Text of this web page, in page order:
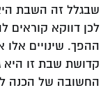
שבגלל זה השבת
לכן דווקא קוראים
ההפך. שינויים
קדושת שבת זו היא
החשובה של הכנה